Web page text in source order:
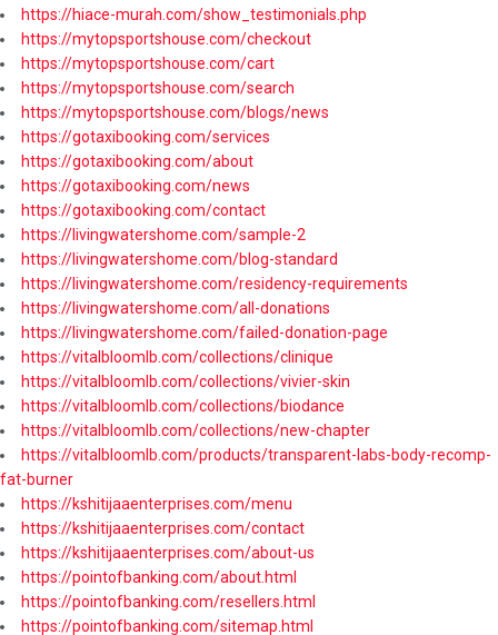
https://hiace-murah.com/show_testimonials.php
https://mytopsportshouse.com/checkout
https://mytopsportshouse.com/cart
https://mytopsportshouse.com/search
https://mytopsportshouse.com/blogs/news
https://gotaxibooking.com/services
https://gotaxibooking.com/about
https://gotaxibooking.com/news
https://gotaxibooking.com/contact
https://livingwatershome.com/sample-2
https://livingwatershome.com/blog-standard
https://livingwatershome.com/residency-requirements
https://livingwatershome.com/all-donations
https://livingwatershome.com/failed-donation-page
https://vitalbloomlb.com/collections/clinique
https://vitalbloomlb.com/collections/vivier-skin
https://vitalbloomlb.com/collections/biodance
https://vitalbloomlb.com/collections/new-chapter
https://vitalbloomlb.com/products/transparent-labs-body-recomp-
fat-burner
https://kshitijaaenterprises.com/menu
https://kshitijaaenterprises.com/contact
https://kshitijaaenterprises.com/about-us
https://pointofbanking.com/about.html
https://pointofbanking.com/resellers.html
https://pointofbanking.com/sitemap.html